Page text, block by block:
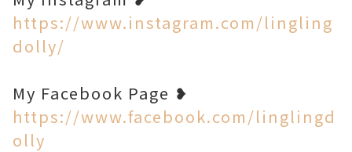
https://www.instagram.com/lingling
dolly/
My Facebook Page ❥
https://www.facebook.com/linglingd
olly